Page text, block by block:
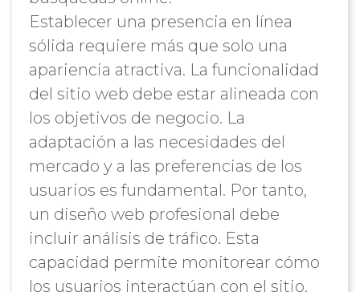
Establecer una presencia en línea
sólida requiere más que solo una
apariencia atractiva. La funcionalidad
del sitio web debe estar alineada con
los objetivos de negocio. La
adaptación a las necesidades del
mercado y a las preferencias de los
usuarios es fundamental. Por tanto,
un diseño web profesional debe
incluir análisis de tráfico. Esta
capacidad permite monitorear cómo
los usuarios interactúan con el sitio,